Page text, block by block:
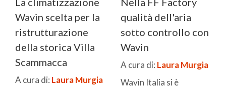
Wavin scelta per la
ristrutturazione
della storica Villa
Scammacca
A cura di: Laura Murgia
qualità dell'aria
sotto controllo con
Wavin
A cura di: Laura Murgia
Wavin Italia si è